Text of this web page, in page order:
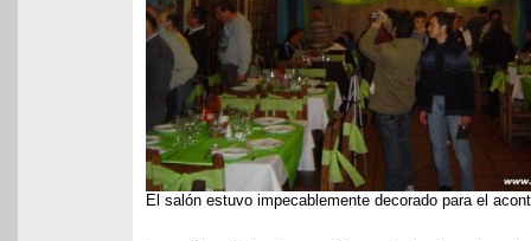
El salón estuvo impecablemente decorado para el